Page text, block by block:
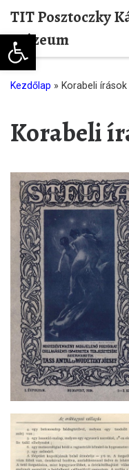
Eszköztár
Skip to content
TIT Posztoczky
Múzeum
Kezdőlap » Korabeli írások
Korabeli